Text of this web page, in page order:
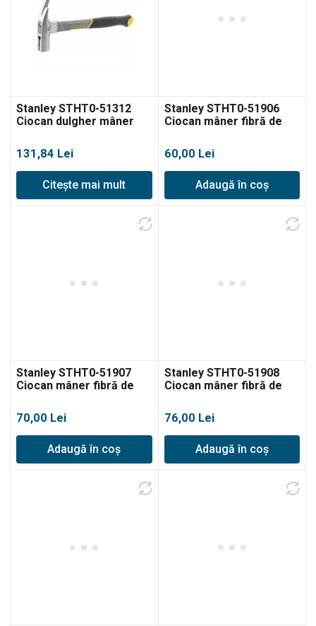
Stanley STHT0-51312
Ciocan dulgher mâner
131,84 Lei
Citește mai mult
Stanley STHT0-51906
Ciocan mâner fibră de
60,00 Lei
Adaugă în coș
Stanley STHT0-51907
Ciocan mâner fibră de
70,00 Lei
Adaugă în coș
Stanley STHT0-51908
Ciocan mâner fibră de
76,00 Lei
Adaugă în coș